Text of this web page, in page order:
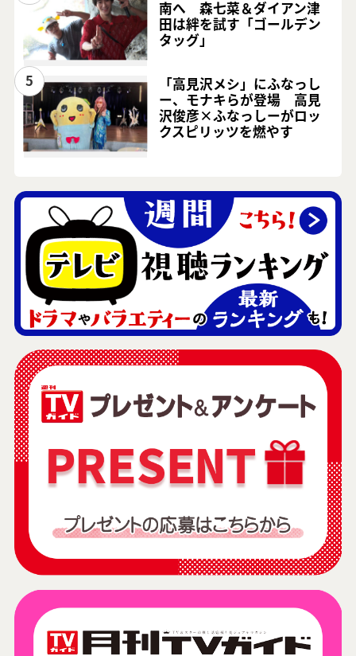
南へ 森七菜＆ダイアン津
田は絆を試す「ゴールデン
タッグ」
5
「高見沢メシ」にふなっし
ー、モナキらが登場 高見
沢俊彦×ふなっしーがロッ
クスピリッツを燃やす